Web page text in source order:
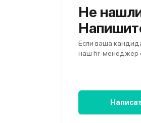
Не
Если ваша
наш hr-менеджер